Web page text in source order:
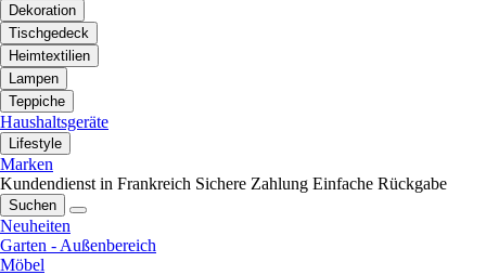
Dekoration
Tischgedeck
Heimtextilien
Lampen
Teppiche
Haushaltsgeräte
Lifestyle
Marken
Kundendienst in Frankreich Sichere Zahlung Einfache Rückgabe
Suchen
Neuheiten
Garten - Außenbereich
Möbel